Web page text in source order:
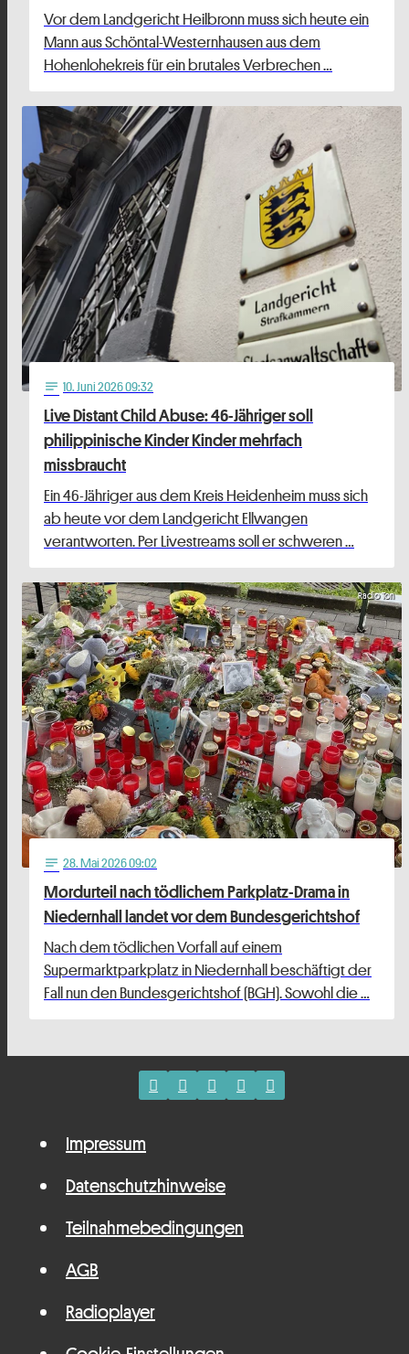
Vor dem Landgericht Heilbronn muss sich heute ein
Mann aus Schöntal-Westernhausen aus dem
Hohenlohekreis für ein brutales Verbrechen …
notes 10. Juni 2026 09:32
Live Distant Child Abuse: 46-Jähriger soll
philippinische Kinder Kinder mehrfach
missbraucht
Ein 46-Jähriger aus dem Kreis Heidenheim muss sich
ab heute vor dem Landgericht Ellwangen
verantworten. Per Livestreams soll er schweren …
Radio Ton
notes 28. Mai 2026 09:02
Mordurteil nach tödlichem Parkplatz-Drama in
Niedernhall landet vor dem Bundesgerichtshof
Nach dem tödlichen Vorfall auf einem
Supermarktparkplatz in Niedernhall beschäftigt der
Fall nun den Bundesgerichtshof (BGH). Sowohl die …
Impressum
Datenschutzhinweise
Teilnahmebedingungen
AGB
Radioplayer